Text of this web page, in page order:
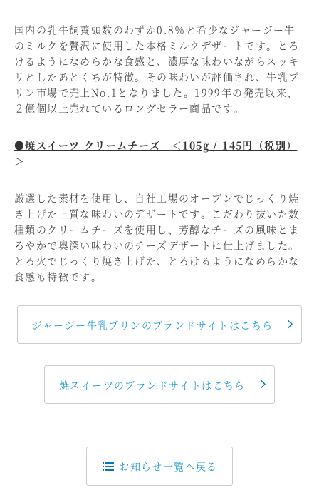
国内の乳牛飼養頭数のわずか0.8％と希少なジャージー牛
のミルクを贅沢に使用した本格ミルクデザートです。とろ
けるようになめらかな食感と、濃厚な味わいながらスッキ
リとしたあとくちが特徴。その味わいが評価され、牛乳プ
リン市場で売上No.1となりました。1999年の発売以来、
２億個以上売れているロングセラー商品です。
●焼スイーツ クリームチーズ ＜105g / 145円（税別）
＞
厳選した素材を使用し、自社工場のオーブンでじっくり焼
き上げた上質な味わいのデザートです。こだわり抜いた数
種類のクリームチーズを使用し、芳醇なチーズの風味とま
ろやかで奥深い味わいのチーズデザートに仕上げました。
とろ火でじっくり焼き上げた、とろけるようになめらかな
食感も特徴です。
ジャージー牛乳プリンのブランドサイトはこちら
焼スイーツのブランドサイトはこちら
お知らせ一覧へ戻る